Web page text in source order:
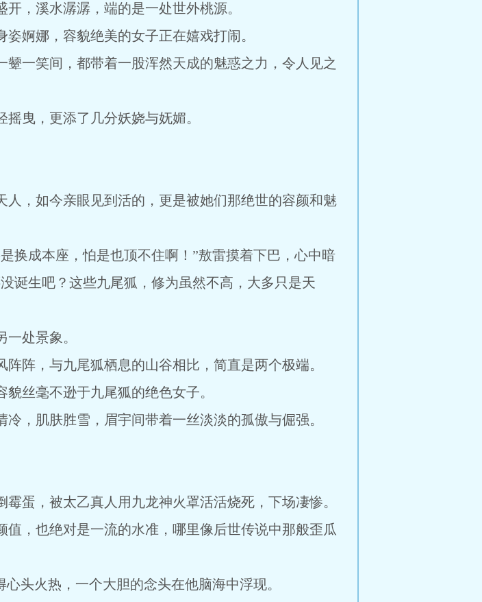
，溪水潺潺，端的是一处世外桃源。
婀娜，容貌绝美的女子正在嬉戏打闹。
一笑间，都带着一股浑然天成的魅惑之力，令人见之
曳，更添了几分妖娆与妩媚。
，如今亲眼见到活的，更是被她们那绝世的容颜和魅
换成本座，怕是也顶不住啊！”敖雷摸着下巴，心中暗
诞生吧？这些九尾狐，修为虽然不高，大多只是天
处景象。
阵，与九尾狐栖息的山谷相比，简直是两个极端。
丝毫不逊于九尾狐的绝色女子。
，肌肤胜雪，眉宇间带着一丝淡淡的孤傲与倔强。
蛋，被太乙真人用九龙神火罩活活烧死，下场凄惨。
，也绝对是一流的水准，哪里像后世传说中那般歪瓜
头火热，一个大胆的念头在他脑海中浮现。